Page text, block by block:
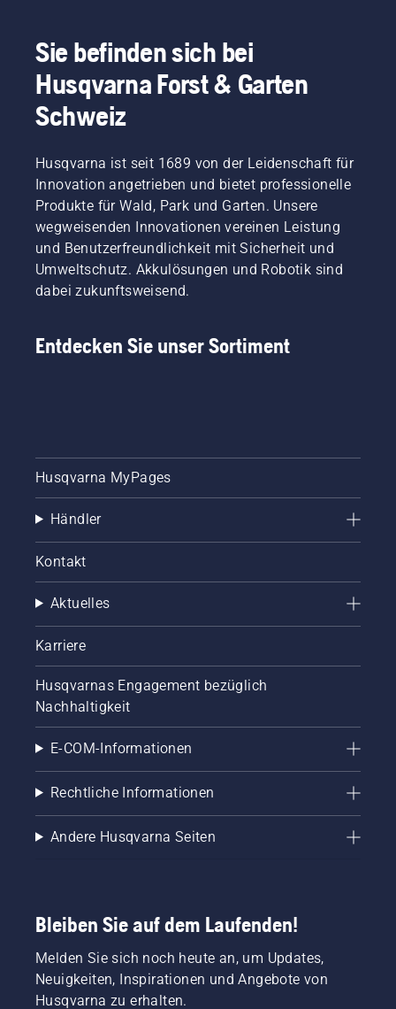
Sie befinden sich bei
Husqvarna Forst & Garten
Schweiz
Husqvarna ist seit 1689 von der Leidenschaft für
Innovation angetrieben und bietet professionelle
Produkte für Wald, Park und Garten. Unsere
wegweisenden Innovationen vereinen Leistung
und Benutzerfreundlichkeit mit Sicherheit und
Umweltschutz. Akkulösungen und Robotik sind
dabei zukunftsweisend.
Entdecken Sie unser Sortiment
Husqvarna MyPages
Händler
Kontakt
Aktuelles
Karriere
Husqvarnas Engagement bezüglich
Nachhaltigkeit
E-COM-Informationen
Rechtliche Informationen
Andere Husqvarna Seiten
Bleiben Sie auf dem Laufenden!
Melden Sie sich noch heute an, um Updates,
Neuigkeiten, Inspirationen und Angebote von
Husqvarna zu erhalten.